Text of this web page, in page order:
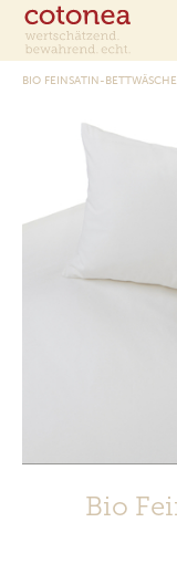
BIO FEINSATIN-
Bio